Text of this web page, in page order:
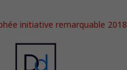
initiative remarquable 2018